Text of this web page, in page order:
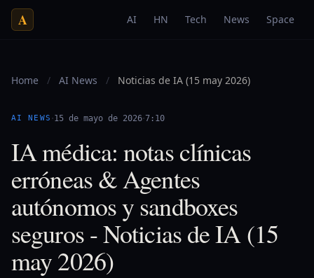
A AI HN Tech News Space
Home / AI News / Noticias de IA (15 may 2026)
AI NEWS ·15 de mayo de 2026·7:10
IA médica: notas clínicas
erróneas & Agentes
autónomos y sandboxes
seguros - Noticias de IA (15
may 2026)